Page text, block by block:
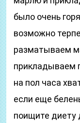
было очень
возможно
разматываем
прикладываем
на пол часа
если еще
поищите диету